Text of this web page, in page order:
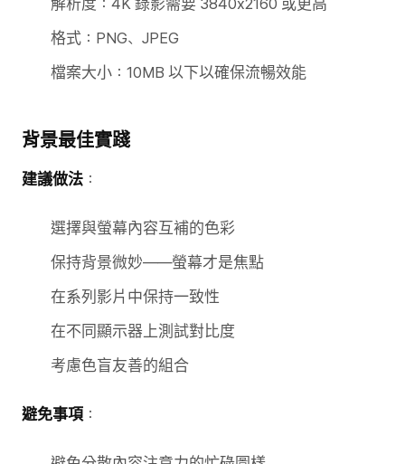
解析度：4K 錄影需要 3840x2160 或更高
格式：PNG、JPEG
檔案大小：10MB 以下以確保流暢效能
背景最佳實踐
建議做法 ：
選擇與螢幕內容互補的色彩
保持背景微妙——螢幕才是焦點
在系列影片中保持一致性
在不同顯示器上測試對比度
考慮色盲友善的組合
避免事項 ：